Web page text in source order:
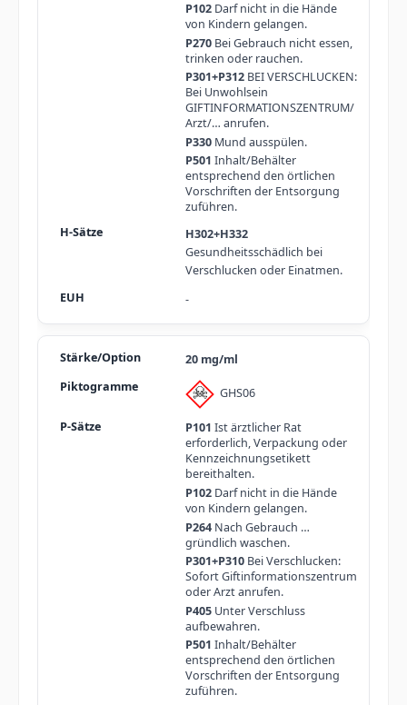
P102Darf nicht in die Hände
von Kindern gelangen.
P270Bei Gebrauch nicht essen,
trinken oder rauchen.
P301+P312BEI VERSCHLUCKEN:
Bei Unwohlsein
GIFTINFORMATIONSZENTRUM/
Arzt/… anrufen.
P330Mund ausspülen.
P501 Inhalt/Behälter
entsprechend den örtlichen
Vorschriften der Entsorgung
zuführen.
H302+H332
Gesundheitsschädlich bei
Verschlucken oder Einatmen.
-
20 mg/ml
GHS06
P101 Ist ärztlicher Rat
erforderlich, Verpackung oder
Kennzeichnungsetikett
bereithalten.
P102Darf nicht in die Hände
von Kindern gelangen.
P264Nach Gebrauch …
gründlich waschen.
P301+P310Bei Verschlucken:
Sofort Giftinformationszentrum
oder Arzt anrufen.
P405Unter Verschluss
aufbewahren.
P501 Inhalt/Behälter
entsprechend den örtlichen
Vorschriften der Entsorgung
zuführen.